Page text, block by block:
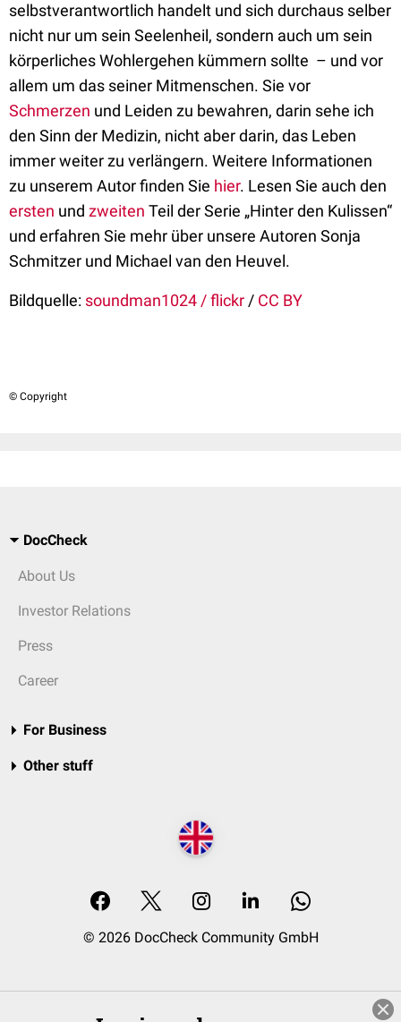
selbstverantwortlich handelt und sich durchaus selber
nicht nur um sein Seelenheil, sondern auch um sein
körperliches Wohlergehen kümmern sollte – und vor
allem um das seiner Mitmenschen. Sie vor
Schmerzen und Leiden zu bewahren, darin sehe ich
den Sinn der Medizin, nicht aber darin, das Leben
immer weiter zu verlängern. Weitere Informationen
zu unserem Autor finden Sie hier. Lesen Sie auch den
ersten und zweiten Teil der Serie „Hinter den Kulissen“
und erfahren Sie mehr über unsere Autoren Sonja
Schmitzer und Michael van den Heuvel.
Bildquelle: soundman1024 / flickr / CC BY
© Copyright
DocCheck
About Us
Investor Relations
Press
Career
For Business
Other stuff
© 2026 DocCheck Community GmbH